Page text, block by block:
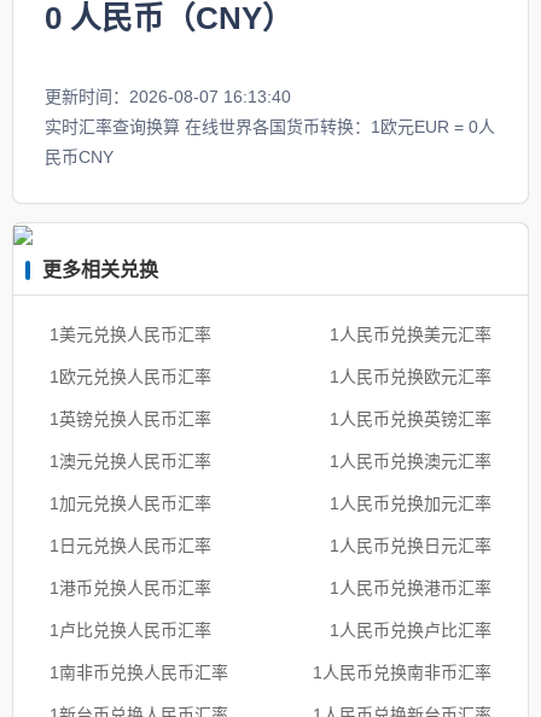
0 人民币（CNY）
更新时间：2026-08-07 16:13:40
实时汇率查询换算 在线世界各国货币转换：1欧元EUR = 0人
民币CNY
更多相关兑换
1美元兑换人民币汇率 1人民币兑换美元汇率
1欧元兑换人民币汇率 1人民币兑换欧元汇率
1英镑兑换人民币汇率 1人民币兑换英镑汇率
1澳元兑换人民币汇率 1人民币兑换澳元汇率
1加元兑换人民币汇率 1人民币兑换加元汇率
1日元兑换人民币汇率 1人民币兑换日元汇率
1港币兑换人民币汇率 1人民币兑换港币汇率
1卢比兑换人民币汇率 1人民币兑换卢比汇率
1南非币兑换人民币汇率 1人民币兑换南非币汇率